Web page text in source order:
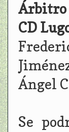
Árbitro
CD
Ángel
Se